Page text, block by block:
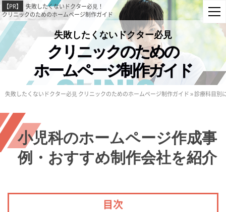
【PR】
失敗したくないドクター必⾒！
クリニックのためのホームページ制作ガイド
失敗したくないドクター必⾒
クリニックのための
ホームページ制作ガイド
失敗したくないドクター必⾒ クリニックのためのホームページ制作ガイド»診療科目別
小児科のホームページ作成事
例・おすすめ制作会社を紹介
目次